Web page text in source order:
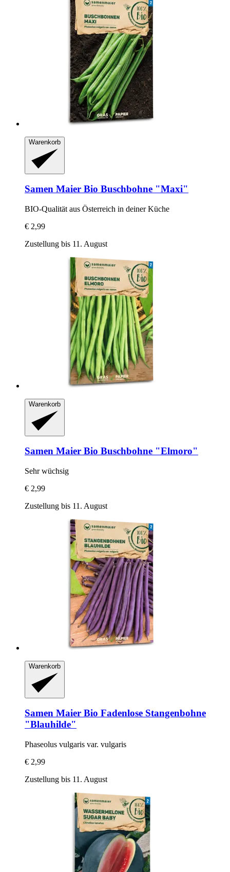
Warenkorb
Samen Maier Bio Buschbohne "Maxi"
BIO-​Qualität aus Österreich in deiner Küche
€ 2,99
Zustellung bis 11. August
Warenkorb
Samen Maier Bio Buschbohne "Elmoro"
Sehr wüchsig
€ 2,99
Zustellung bis 11. August
Warenkorb
Samen Maier Bio Fadenlose Stangenbohne
"Blauhilde"
Phaseolus vulgaris var. vulgaris
€ 2,99
Zustellung bis 11. August